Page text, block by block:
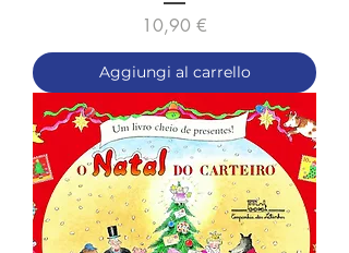
Prezzo
10,90 €
Aggiungi al carrello